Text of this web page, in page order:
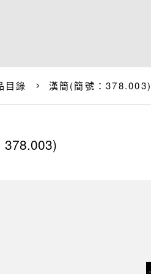
目錄 漢簡(簡號：378.003)
378.003)